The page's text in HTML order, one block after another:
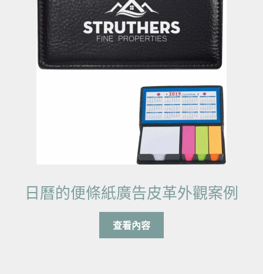
日曆的便條紙廣告皮革外觀案例
查看內容